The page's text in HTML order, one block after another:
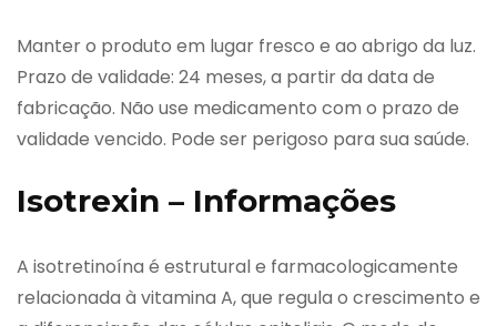
Manter o produto em lugar fresco e ao abrigo da luz.
Prazo de validade: 24 meses, a partir da data de
fabricação. Não use medicamento com o prazo de
validade vencido. Pode ser perigoso para sua saúde.
Isotrexin – Informações
A isotretinoína é estrutural e farmacologicamente
relacionada à vitamina A, que regula o crescimento e